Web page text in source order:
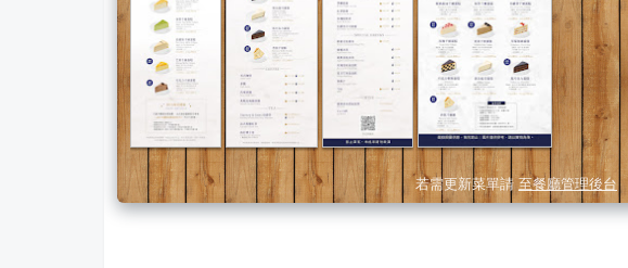
若需更新菜單請 至餐廳管理後台